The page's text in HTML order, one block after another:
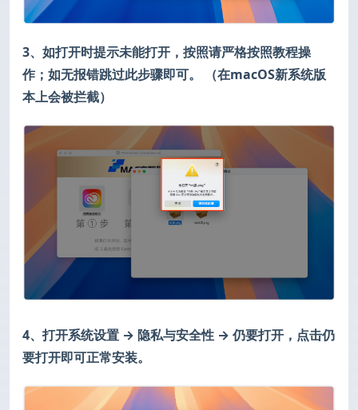
3、如打开时提示未能打开，按照请严格按照教程操
作；如无报错跳过此步骤即可。 （在macOS新系统版
本上会被拦截）
4、打开系统设置 → 隐私与安全性 → 仍要打开，点击仍
要打开即可正常安装。